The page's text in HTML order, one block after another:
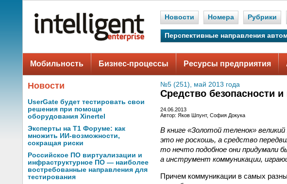
Новости Номера Рубрики
Перспективные направления
Мобильность Бизнес-процессы Ресурсы предприятия
Новости
UserGate будет тестировать свои
решения при помощи
оборудования Xinertel
Эксперты на Т1 Форуме: как
множить ИИ-возможности,
сокращая риски
Российское ПО виртуализации и
инфраструктурное ПО — наиболее
востребованные направления для
тестирования
№5 (251), май 2013 года
Средство безопасности
24.06.2013
Автор: Яков Шпунт, София Докука
В книге «Золотой теленок»
это не роскошь, а средство
то нечто подобное они
а инструмент коммуникации,
Причем коммуникации в самых